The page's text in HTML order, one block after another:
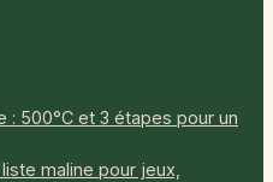
: 500°C et 3 étapes pour un
maline pour jeux,